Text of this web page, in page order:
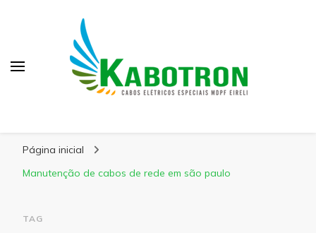
Página inicial
Manutenção de cabos de rede em são paulo
TAG